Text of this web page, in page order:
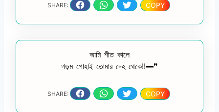
SHARE: COPY
আমি শীত কালে
গড়ম পোহাই তোমার দেহ থেকে!!━❞
SHARE: COPY